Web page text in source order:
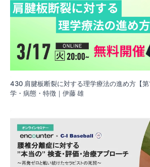
430 肩腱板断裂に対する理学療法の進め方【
学・病態・特徴｜伊藤 雄